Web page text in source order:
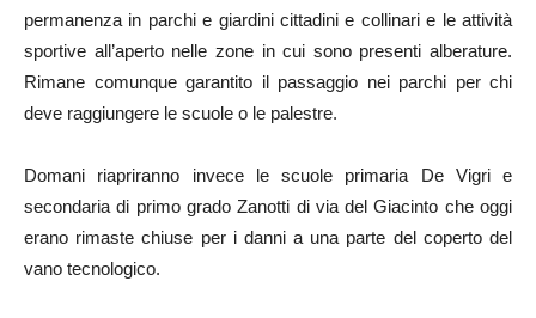
permanenza in parchi e giardini cittadini e collinari e le attività
sportive all’aperto nelle zone in cui sono presenti alberature.
Rimane comunque garantito il passaggio nei parchi per chi
deve raggiungere le scuole o le palestre.
Domani riapriranno invece le scuole primaria De Vigri e
secondaria di primo grado Zanotti di via del Giacinto che oggi
erano rimaste chiuse per i danni a una parte del coperto del
vano tecnologico.